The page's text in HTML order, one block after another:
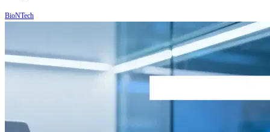
BioNTech